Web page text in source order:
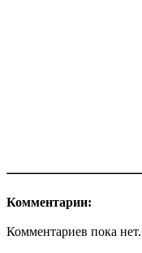
Комментарии:
Комментариев пока нет.